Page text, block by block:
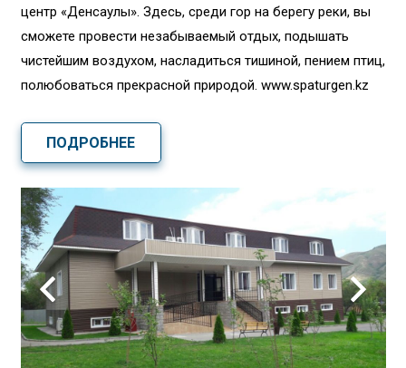
центр «Денсаулық». Здесь, среди гор на берегу реки, вы
сможете провести незабываемый отдых, подышать
чистейшим воздухом, насладиться тишиной, пением птиц,
полюбоваться прекрасной природой. www.spaturgen.kz
ПОДРОБНЕЕ